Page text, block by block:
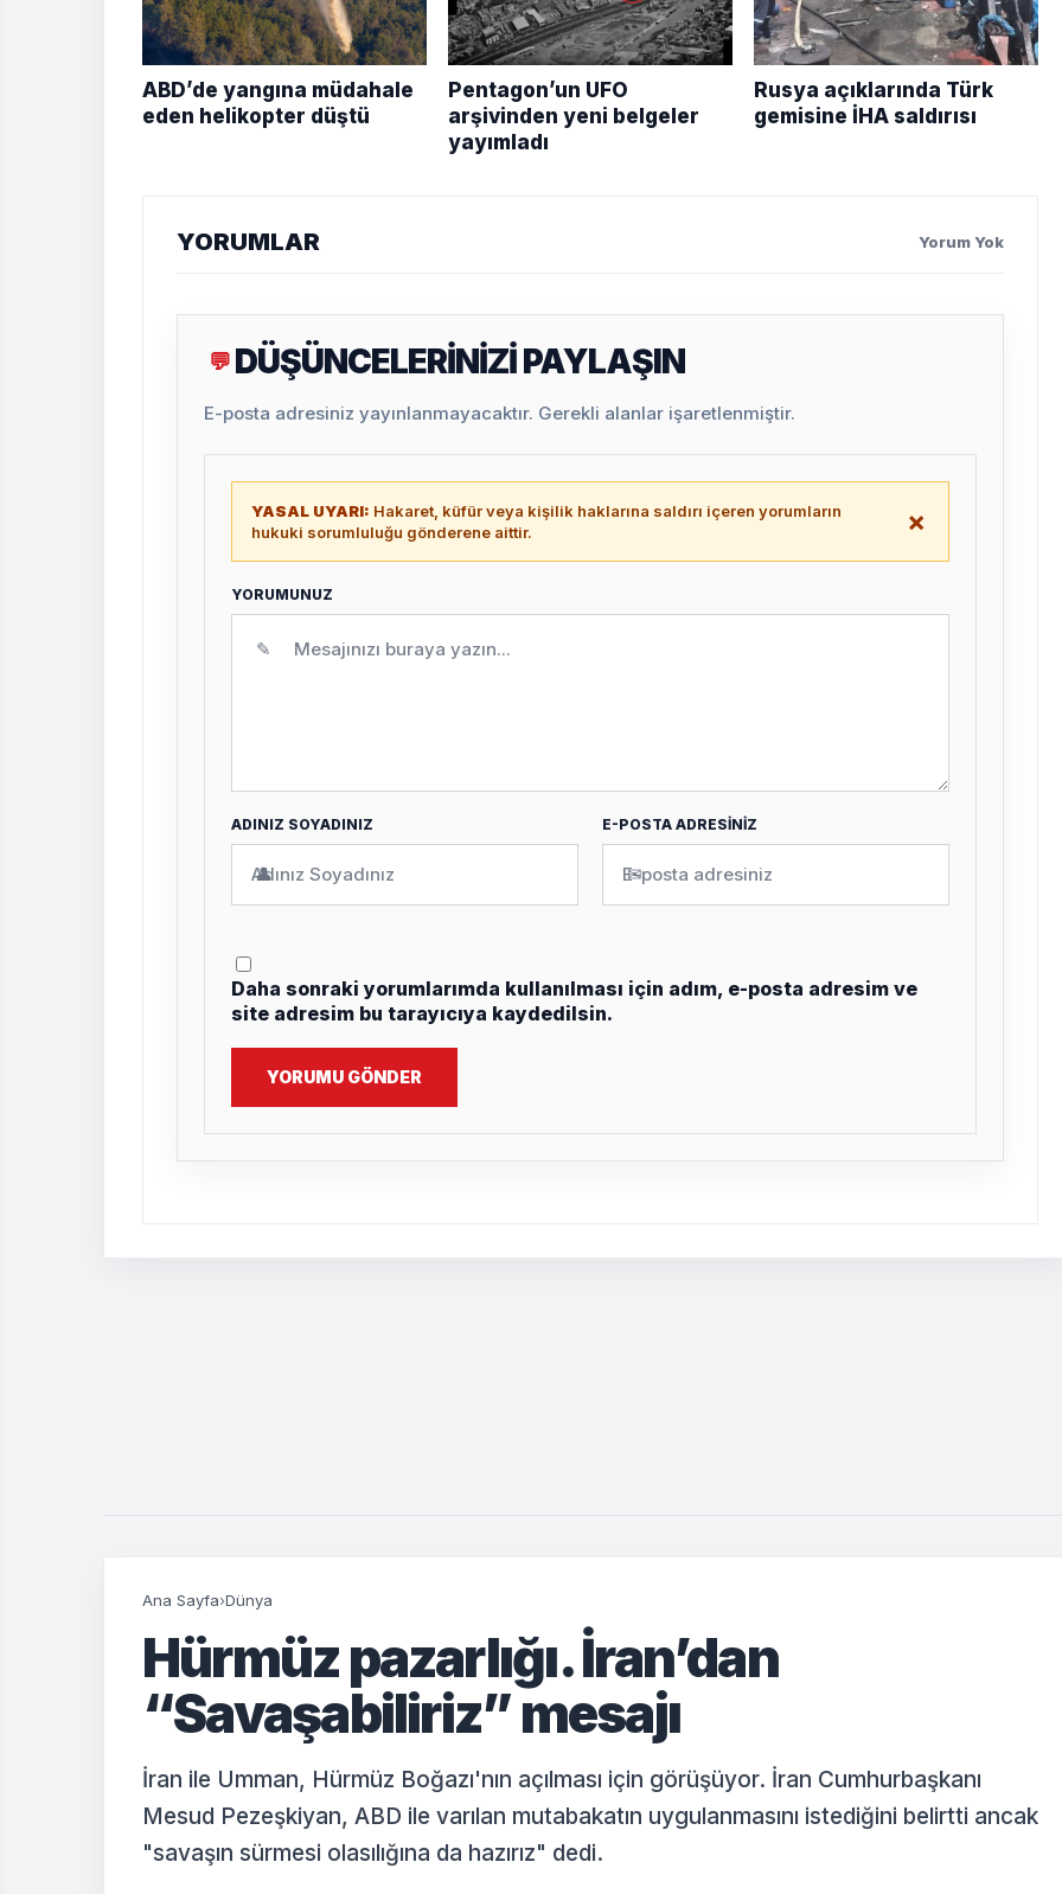
ABD’de yangına müdahale
eden helikopter düştü
Pentagon’un UFO
arşivinden yeni belgeler
yayımladı
Rusya açıklarında Türk
gemisine İHA saldırısı
YORUMLAR Yorum Yok
💬 DÜŞÜNCELERİNİZİ PAYLAŞIN
E-posta adresiniz yayınlanmayacaktır. Gerekli alanlar işaretlenmiştir.
YASAL UYARI: Hakaret, küfür veya kişilik haklarına saldırı içeren yorumların
hukuki sorumluluğu gönderene aittir.
×
YORUMUNUZ
✎
ADINIZ SOYADINIZ
👤
E-POSTA ADRESİNİZ
✉
Daha sonraki yorumlarımda kullanılması için adım, e-posta adresim ve
site adresim bu tarayıcıya kaydedilsin.
YORUMU GÖNDER
Ana Sayfa›Dünya
Hürmüz pazarlığı. İran’dan
“Savaşabiliriz” mesajı
İran ile Umman, Hürmüz Boğazı'nın açılması için görüşüyor. İran Cumhurbaşkanı
Mesud Pezeşkiyan, ABD ile varılan mutabakatın uygulanmasını istediğini belirtti ancak
"savaşın sürmesi olasılığına da hazırız" dedi.